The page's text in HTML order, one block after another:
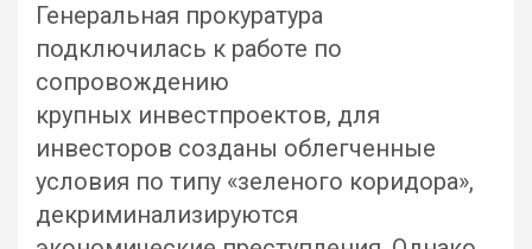
Генеральная прокуратура
подключилась к работе по
сопровождению
крупных инвестпроектов, для
инвесторов созданы облегченные
условия по типу «зеленого коридора»,
декриминализируются